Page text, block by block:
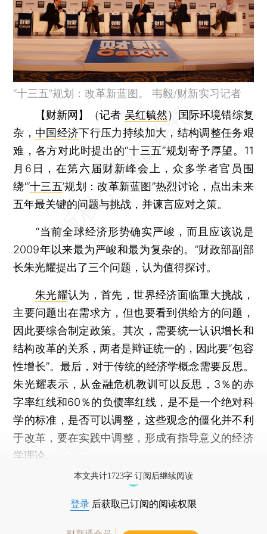
“十三五”规划：改革新蓝图。 韦毅/财新实习记者
【财新网】（记者 吴红毓然） 国际环境错综复
杂， 中国经济下行压力持续加大，结构调整任务艰
难，各方对此时提出的“十三五”规划寄予厚望。11
月6日，在第六届财新峰会上，众多学者官员围
绕“‘十三五’规划：改革新蓝图”热烈讨论，点出未来
五年最关键的问题与挑战，并谏言应对之策。
“当前全球经济形势确实严峻，而且应该说是
2009年以来最为严峻和最为复杂的。”财政部副部
长朱光耀提出了三个问题，认为值得探讨。
朱光耀认为，首先，世界经济面临重大挑战，
主要问题出在需求方，但也要看到供给方的问题，
因此要综合制定政策。其次，需要统一认识增长和
结构改革的关系，两者是辩证统一的，因此要“包容
性增长”。最后，对于传统的经济学概念需要反思。
朱光耀表示，从金融危机教训可以反思，3％的赤
字率红线和60％的负债率红线，是不是一个绝对科
学的标准，是否可以调整，这些观念的僵化并不利
于改革，要在实践中调整，形成有指导意义的经济
学理论。
本文共计1723字 订阅后继续阅读
登录 后获取已订阅的阅读权限